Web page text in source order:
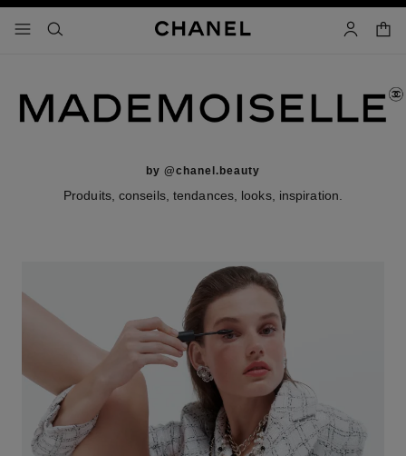
menu principal de navigation
- navigation principale
rechercher mon
panier
by @chanel.beauty
Produits, conseils, tendances, looks, inspiration.